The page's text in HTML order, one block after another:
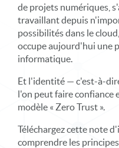
de projets numériques,
travaillant depuis
possibilités dans le
occupe aujourd'hui une
informatique.
Et l'identité — c'est-à-
l'on peut faire
modèle « Zero Trust ».
Téléchargez cette note
comprendre les